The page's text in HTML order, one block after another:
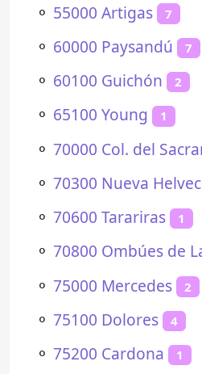
⚬ 55000 Artigas 7
⚬ 60000 Paysandú 7
⚬ 60100 Guichón 2
⚬ 65100 Young 1
⚬ 70000 Col. del
⚬ 70300 Nueva
⚬ 70600 Tarariras 1
⚬ 70800 Ombúes de
⚬ 75000 Mercedes 2
⚬ 75100 Dolores 4
⚬ 75200 Cardona 1